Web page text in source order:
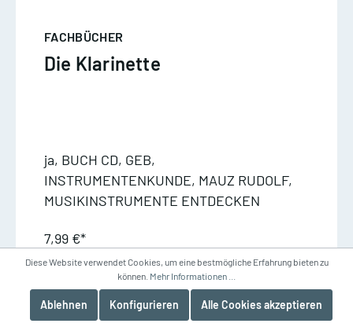
FACHBÜCHER
Die Klarinette
ja, BUCH CD, GEB,
INSTRUMENTENKUNDE, MAUZ RUDOLF,
MUSIKINSTRUMENTE ENTDECKEN
7,99 €*
NICHT VERFÜGBAR
Diese Website verwendet Cookies, um eine bestmögliche Erfahrung bieten zu
können. Mehr Informationen ...
Ablehnen Konfigurieren Alle Cookies akzeptieren